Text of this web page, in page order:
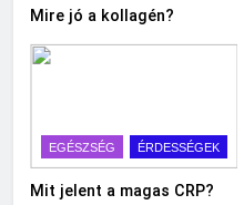
Mire jó a kollagén?
EGÉSZSÉG ÉRDESSÉGEK
Mit jelent a magas CRP?